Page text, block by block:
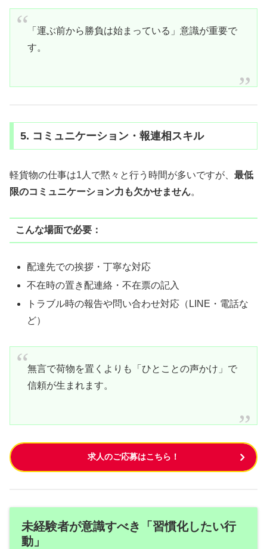
「運ぶ前から勝負は始まっている」意識が重要で
す。
5. コミュニケーション・報連相スキル
軽貨物の仕事は1人で黙々と行う時間が多いですが、 最低
限のコミュニケーション力も欠かせません。
こんな場面で必要：
配達先での挨拶・丁寧な対応
不在時の置き配連絡・不在票の記入
トラブル時の報告や問い合わせ対応（LINE・電話な
ど）
無言で荷物を置くよりも「ひとことの声かけ」で
信頼が生まれます。
求人のご応募はこちら！
未経験者が意識すべき「習慣化したい行
動」